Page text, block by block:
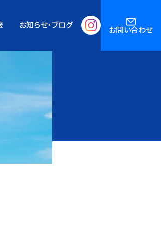
お知らせ・ブログ お問い合わせ